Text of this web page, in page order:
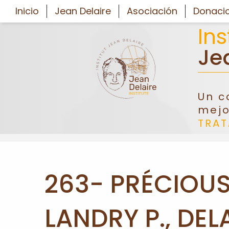
Inicio Jean Delaire Asociación
Un
263-
LANDRY P.,
DONACIONES